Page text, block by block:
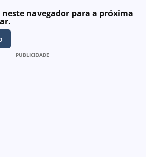
navegador para a próxima
PUBLICIDADE